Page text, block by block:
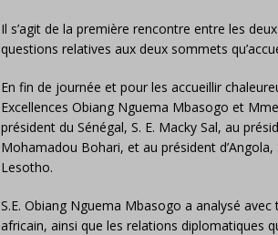
Il s’agit de la première rencontre entre les
questions relatives aux deux sommets
En fin de journée et pour les accueillir
Excellences Obiang Nguema Mbasogo et
président du Sénégal, S. E. Macky Sal, au
Mohamadou Bohari, et au président
Lesotho.
S.E. Obiang Nguema Mbasogo a analysé
africain, ainsi que les relations diplomatiques